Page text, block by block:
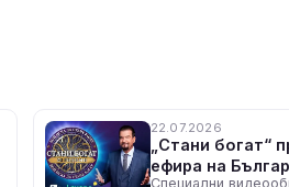
22.07.2026
„Стани богат“
ефира на
Специални